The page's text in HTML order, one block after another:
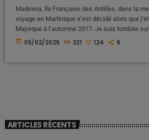
Madinina, île Française des Antilles, dans la
voyage en Martinique s’est décidé alors que
Majorque à l’automne 2017. Je suis tombée
privée : un bon d’achat pour le billet d’avion avec
today 05/02/2025 321 124 6
ARTICLES RÉCENTS